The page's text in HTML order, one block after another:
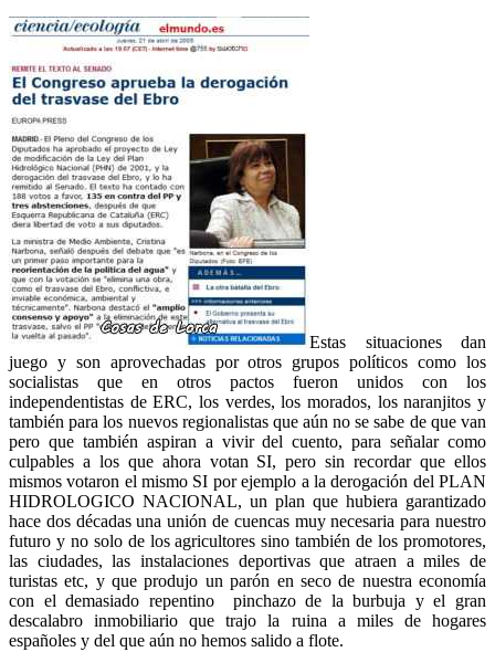
Estas situaciones dan
juego y son aprovechadas por otros grupos políticos como los
socialistas que en otros pactos fueron unidos con los
independentistas de ERC, los verdes, los morados, los naranjitos y
también para los nuevos regionalistas que aún no se sabe de que van
pero que también aspiran a vivir del cuento, para señalar como
culpables a los que ahora votan SI, pero sin recordar que ellos
mismos votaron el mismo SI por ejemplo a la derogación del PLAN
HIDROLOGICO NACIONAL, un plan que hubiera garantizado
hace dos décadas una unión de cuencas muy necesaria para nuestro
futuro y no solo de los agricultores sino también de los promotores,
las ciudades, las instalaciones deportivas que atraen a miles de
turistas etc, y que produjo un parón en seco de nuestra economía
con el demasiado repentino pinchazo de la burbuja y el gran
descalabro inmobiliario que trajo la ruina a miles de hogares
españoles y del que aún no hemos salido a flote.